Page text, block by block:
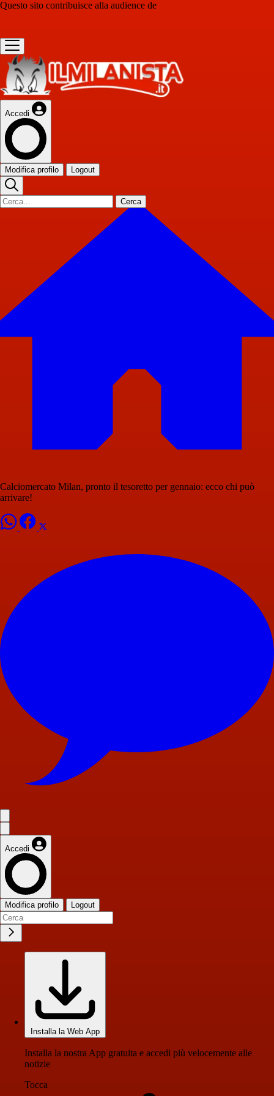
Questo sito contribuisce alla audience de
Accedi
Modifica profilo Logout
Cerca
Calciomercato Milan, pronto il tesoretto per gennaio: ecco chi può
arrivare!
Accedi
Modifica profilo Logout
Installa la Web App
Installa la nostra App gratuita e accedi più velocemente alle
notizie
Tocca